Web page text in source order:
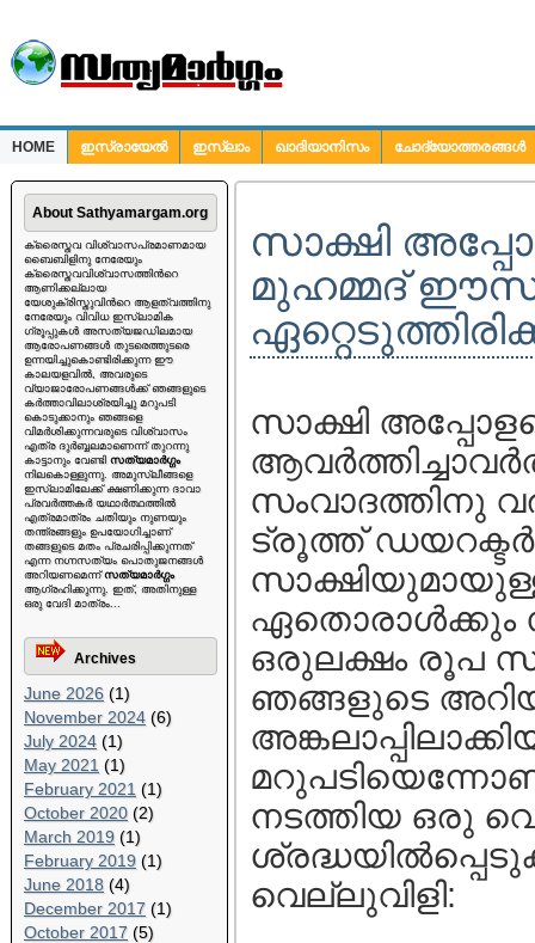
HOME ഇസ്രായേല്‍ ഇസ്ലാം ഖാദിയാനിസം
ചോദ്യോത്തരങ്ങള്‍
ചോദ്യങ്ങള്‍
About Sathyamargam.org
ക്രൈസ്തവ വിശ്വാസപ്രമാണമായ
ബൈബിളിനു നേരേയും
ക്രൈസ്തവവിശ്വാസത്തിന്‍റെ
ആണിക്കല്ലായ
യേശുക്രിസ്തുവിന്‍റെ ആളത്വത്തിനു
നേരേയും വിവിധ ഇസ്ലാമിക
ഗ്രൂപ്പുകള്‍ അസത്യജഡിലമായ
ആരോപണങ്ങള്‍ തുടരെത്തുടരെ
ഉന്നയിച്ചുകൊണ്ടിരിക്കുന്ന ഈ
കാലയളവില്‍, അവരുടെ
വ്യാജാരോപണങ്ങള്‍ക്ക് ഞങ്ങളുടെ
കര്‍ത്താവിലാശ്രയിച്ചു മറുപടി
കൊടുക്കാനും ഞങ്ങളെ
വിമര്‍ശിക്കുന്നവരുടെ വിശ്വാസം
എത്ര ദുര്‍ബ്ബലമാണെന്ന് തുറന്നു
കാട്ടാനും വേണ്ടി സത്യമാര്‍ഗ്ഗം
നിലകൊള്ളുന്നു. അമുസ്ലീങ്ങളെ
ഇസ്ലാമിലേക്ക് ക്ഷണിക്കുന്ന ദാവാ
പ്രവര്‍ത്തകര്‍ യഥാര്‍ത്ഥത്തില്‍
എത്രമാത്രം ചതിയും നുണയും
തന്ത്രങ്ങളും ഉപയോഗിച്ചാണ്
തങ്ങളുടെ മതം പ്രചരിപ്പിക്കുന്നത്
എന്ന നഗ്നസത്യം പൊതുജനങ്ങള്‍
അറിയണമെന്ന്സത്യമാര്‍ഗ്ഗം
ആഗ്രഹിക്കുന്നു. ഇത്, അതിനുള്ള
ഒരു വേദി മാത്രം...
Archives
June 2026 (1)
November 2024 (6)
July 2024 (1)
May 2021 (1)
February 2021 (1)
October 2020 (2)
March 2019 (1)
February 2019 (1)
June 2018 (4)
December 2017 (1)
October 2017 (5)
സാക്ഷി
മുഹമ്മദ്‌
സാക്ഷി
സംവാദത്തിനു
ട്രൂത്ത്‌
ഏതൊരാള്‍ക്കും
ഒരുലക്ഷം രൂപ
ഞങ്ങളുടെ
നടത്തിയ ഒരു
വെല്ലുവിളി: